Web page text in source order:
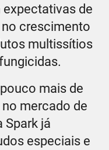
de
crescimento
multissítios
mais de
mercado de
Spark já
especiais e